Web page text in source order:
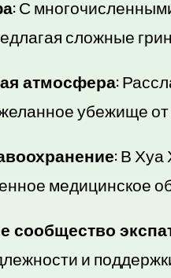
С
сложные
атмосфера:
убежище от
В Хуа
медицинское
сообщество
и